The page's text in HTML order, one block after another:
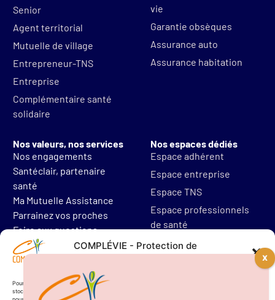
COMPLÉVIE - Protection de
Pour offrir les meilleures expériences, nous utilisons des technologies telles que les cookies pour
stocker et/ou accéder aux informations des appareils. Le fait de consentir à ces technologies
Senior
Agent territorial
Mutuelle de village
Entrepreneur-TNS
Entreprise
Complémentaire santé
solidaire
vie
Garantie obsèques
Assurance auto
Assurance habitation
Nos valeurs, nos services
Nos engagements
Santéclair, partenaire
santé
Ma Mutuelle Assistance
Parrainez vos proches
Foire aux questions
Nos espaces dédiés
Espace adhérent
Espace entreprise
Espace TNS
Espace professionnels
de santé
Mentions légales
Protections des données